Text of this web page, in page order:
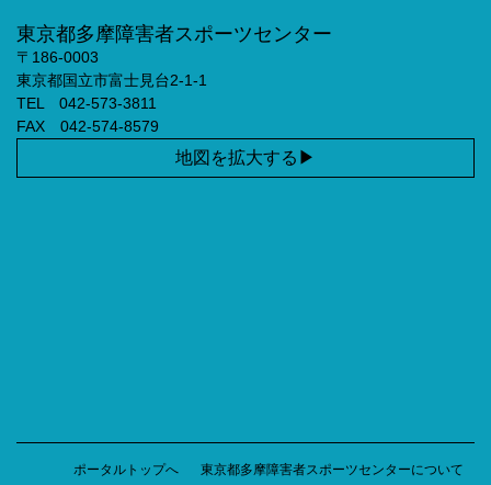
東京都多摩障害者スポーツセンター
〒186-0003
東京都国立市富士見台2-1-1
TEL 042-573-3811
FAX 042-574-8579
地図を拡大する
ポータルトップへ 東京都多摩障害者スポーツセンターについて